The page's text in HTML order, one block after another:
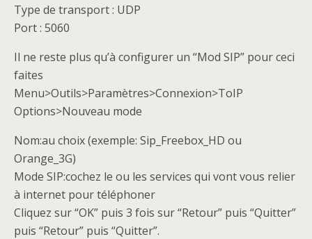
Type de transport : UDP
Port : 5060
Il ne reste plus qu’à configurer un “Mod SIP” pour ceci
faites
Menu>Outils>Paramètres>Connexion>ToIP
Options>Nouveau mode
Nom:au choix (exemple: Sip_Freebox_HD ou
Orange_3G)
Mode SIP:cochez le ou les services qui vont vous relier
à internet pour téléphoner
Cliquez sur “OK” puis 3 fois sur “Retour” puis “Quitter”
puis “Retour” puis “Quitter”.